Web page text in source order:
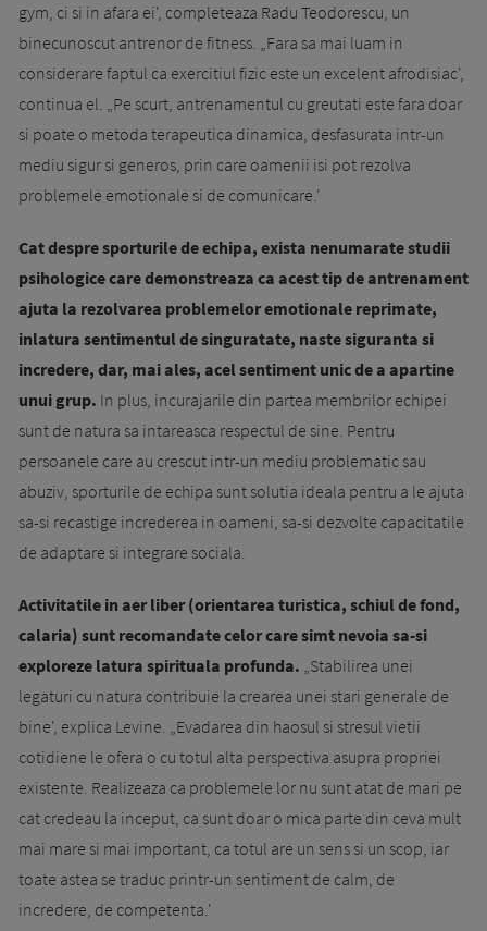
gym, ci si in afara ei', completeaza Radu Teodorescu, un
binecunoscut antrenor de fitness. „Fara sa mai luam in
considerare faptul ca exercitiul fizic este un excelent afrodisiac',
continua el. „Pe scurt, antrenamentul cu greutati este fara doar
si poate o metoda terapeutica dinamica, desfasurata intr-un
mediu sigur si generos, prin care oamenii isi pot rezolva
problemele emotionale si de comunicare.'
Cat despre sporturile de echipa, exista nenumarate studii
psihologice care demonstreaza ca acest tip de antrenament
ajuta la rezolvarea problemelor emotionale reprimate,
inlatura sentimentul de singuratate, naste siguranta si
incredere, dar, mai ales, acel sentiment unic de a apartine
unui grup. In plus, incurajarile din partea membrilor echipei
sunt de natura sa intareasca respectul de sine. Pentru
persoanele care au crescut intr-un mediu problematic sau
abuziv, sporturile de echipa sunt solutia ideala pentru a le ajuta
sa-si recastige increderea in oameni, sa-si dezvolte capacitatile
de adaptare si integrare sociala.
Activitatile in aer liber (orientarea turistica, schiul de fond,
calaria) sunt recomandate celor care simt nevoia sa-si
exploreze latura spirituala profunda. „Stabilirea unei
legaturi cu natura contribuie la crearea unei stari generale de
bine', explica Levine. „Evadarea din haosul si stresul vietii
cotidiene le ofera o cu totul alta perspectiva asupra propriei
existente. Realizeaza ca problemele lor nu sunt atat de mari pe
cat credeau la inceput, ca sunt doar o mica parte din ceva mult
mai mare si mai important, ca totul are un sens si un scop, iar
toate astea se traduc printr-un sentiment de calm, de
incredere, de competenta.'